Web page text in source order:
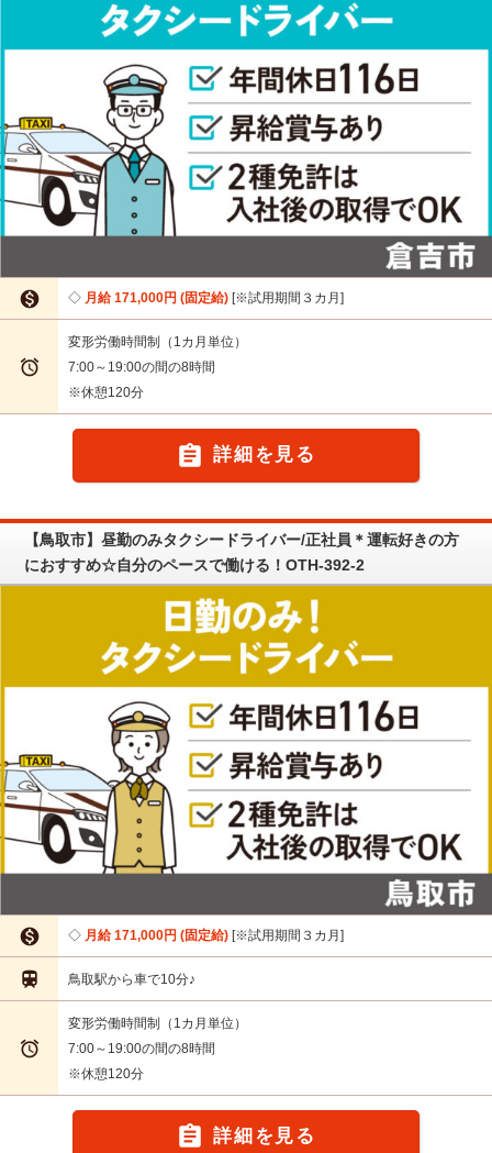
 月給 171,000円 (固定給) ※試用期間３カ月

変形労働時間制（1カ月単位）
7:00～19:00の間の8時間
※休憩120分
 詳細を見る
【鳥取市】昼勤のみタクシードライバー/正社員＊運転好きの方
におすすめ☆自分のペースで働ける！OTH-392-2
 月給 171,000円 (固定給) ※試用期間３カ月
 鳥取駅から車で10分♪

変形労働時間制（1カ月単位）
7:00～19:00の間の8時間
※休憩120分
 詳細を見る